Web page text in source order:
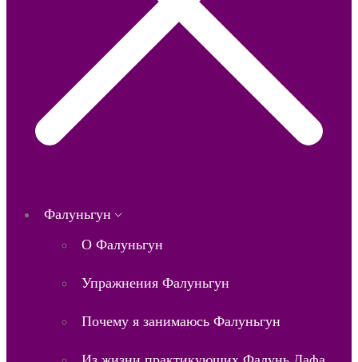
Фалуньгун
О Фалуньгун
Упражнения Фалуньгун
Почему я занимаюсь Фалуньгун